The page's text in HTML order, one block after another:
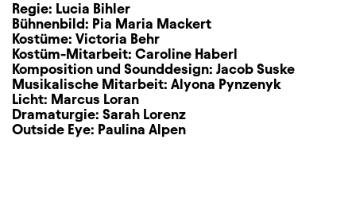
Regie: Lucia Bihler
Bühnenbild: Pia Maria Mackert
Kostüme: Victoria Behr
Kostüm-Mitarbeit: Caroline Haberl
Komposition und Sounddesign: Jacob Suske
Musikalische Mitarbeit: Alyona Pynzenyk
Licht: Marcus Loran
Dramaturgie: Sarah Lorenz
Outside Eye: Paulina Alpen